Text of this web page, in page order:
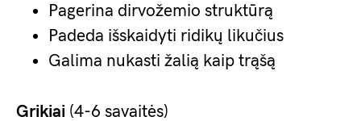
Pagerina dirvožemio struktūrą
Padeda išskaidyti ridikų likučius
Galima nukasti žalią kaip trąšą
Grikiai (4-6 savaitės)